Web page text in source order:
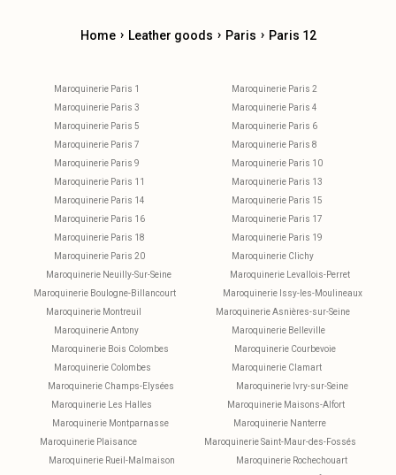
Home › Leather goods › Paris › Paris 12
Maroquinerie Paris 1
Maroquinerie Paris 2
Maroquinerie Paris 3
Maroquinerie Paris 4
Maroquinerie Paris 5
Maroquinerie Paris 6
Maroquinerie Paris 7
Maroquinerie Paris 8
Maroquinerie Paris 9
Maroquinerie Paris 10
Maroquinerie Paris 11
Maroquinerie Paris 13
Maroquinerie Paris 14
Maroquinerie Paris 15
Maroquinerie Paris 16
Maroquinerie Paris 17
Maroquinerie Paris 18
Maroquinerie Paris 19
Maroquinerie Paris 20
Maroquinerie Clichy
Maroquinerie Neuilly-Sur-Seine
Maroquinerie Levallois-Perret
Maroquinerie Boulogne-Billancourt
Maroquinerie Issy-les-Moulineaux
Maroquinerie Montreuil
Maroquinerie Asnières-sur-Seine
Maroquinerie Antony
Maroquinerie Belleville
Maroquinerie Bois Colombes
Maroquinerie Courbevoie
Maroquinerie Colombes
Maroquinerie Clamart
Maroquinerie Champs-Elysées
Maroquinerie Ivry-sur-Seine
Maroquinerie Les Halles
Maroquinerie Maisons-Alfort
Maroquinerie Montparnasse
Maroquinerie Nanterre
Maroquinerie Plaisance
Maroquinerie Saint-Maur-des-Fossés
Maroquinerie Rueil-Malmaison
Maroquinerie Rochechouart